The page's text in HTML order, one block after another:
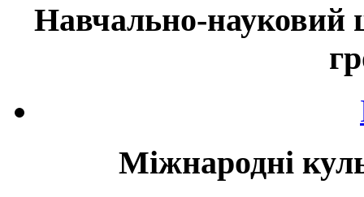
Навчально-науковий
Міжнародні